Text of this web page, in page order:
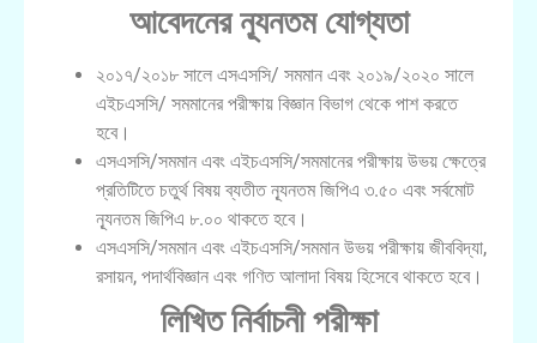
আবেদনের ন্যূনতম যােগ্যতা
২০১৭/২০১৮ সালে এসএসসি/ সমমান এবং ২০১৯/২০২০ সালে
এইচএসসি/ সমমানের পরীক্ষায় বিজ্ঞান বিভাগ থেকে পাশ করতে
হবে।
এসএসসি/সমমান এবং এইচএসসি/সমমানের পরীক্ষায় উভয় ক্ষেত্রে
প্রতিটিতে চতুর্থ বিষয় ব্যতীত ন্যূনতম জিপিএ ৩.৫০ এবং সর্বমােট
ন্যূনতম জিপিএ ৮.০০ থাকতে হবে।
এসএসসি/সমমান এবং এইচএসসি/সমমান উভয় পরীক্ষায় জীববিদ্যা,
রসায়ন, পদার্থবিজ্ঞান এবং গণিত আলাদা বিষয় হিসেবে থাকতে হবে।
লিখিত নির্বাচনী পরীক্ষা